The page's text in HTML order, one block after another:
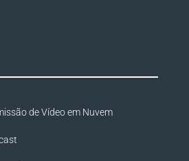
de Vídeo em Nuvem